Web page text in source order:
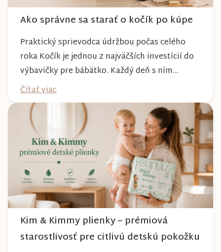
Ako správne sa starať o kočík po kúpe
Praktický sprievodca údržbou počas celého
roka Kočík je jednou z najväčších investícií do
výbavičky pre bábätko. Každý deň s ním
absolvujete prechádzky po meste, v parkoch,
na lesných chodníkoch aj počas nepriaznivého
počasia. Pravidelnou starostlivosťou si však
môžete byť istí, že vám bude spoľahlivo slúžiť
dlhé roky a zachová si svoj krásny vzhľ...
Čítať viac
Kim & Kimmy plienky – prémiová
starostlivosť pre citlivú detskú pokožku